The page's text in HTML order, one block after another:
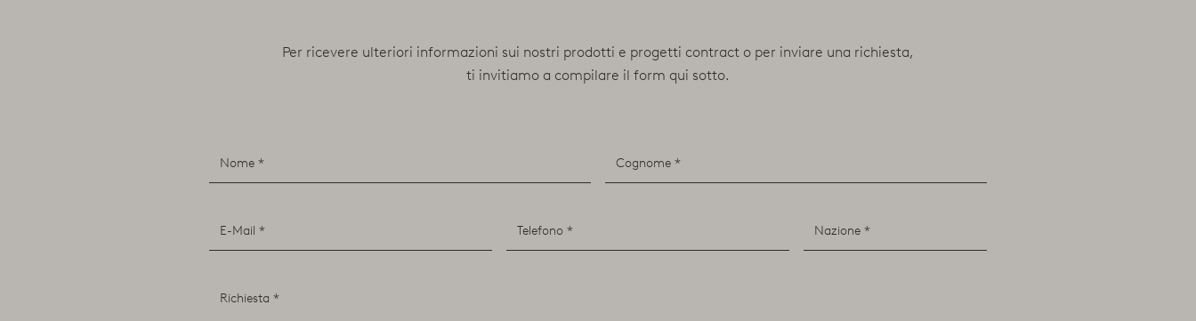
Per ricevere ulteriori informazioni sui nostri prodotti e progetti contract o per inviare una richiesta,
ti invitiamo a compilare il form qui sotto.